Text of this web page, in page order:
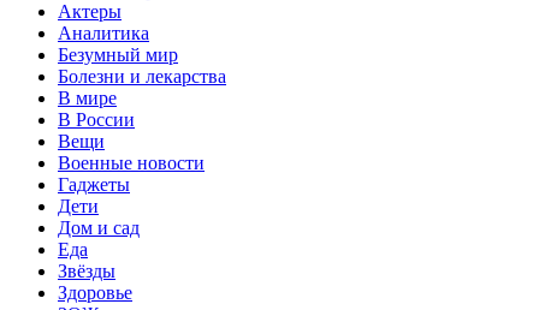
Актеры
Аналитика
Безумный мир
Болезни и лекарства
В мире
В России
Вещи
Военные новости
Гаджеты
Дети
Дом и сад
Еда
Звёзды
Здоровье